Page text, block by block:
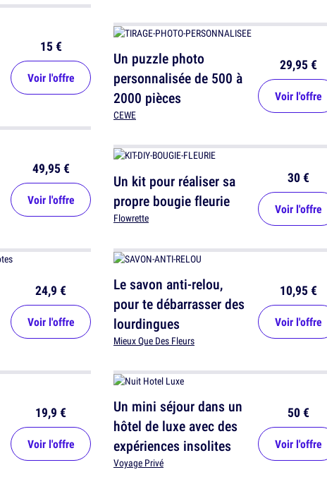
15 €
Voir l'offre
49,95 €
Voir l'offre
24,9 €
Voir l'offre
19,9 €
Voir l'offre
Un puzzle photo
personnalisée de 500 à
2000 pièces
CEWE
29,95 €
Voir l'offre
Un kit pour réaliser sa
propre bougie fleurie
Flowrette
30 €
Voir l'offre
Le savon anti-relou,
pour te débarrasser des
lourdingues
Mieux Que Des Fleurs
10,95 €
Voir l'offre
Un mini séjour dans un
hôtel de luxe avec des
expériences insolites
Voyage Privé
50 €
Voir l'offre